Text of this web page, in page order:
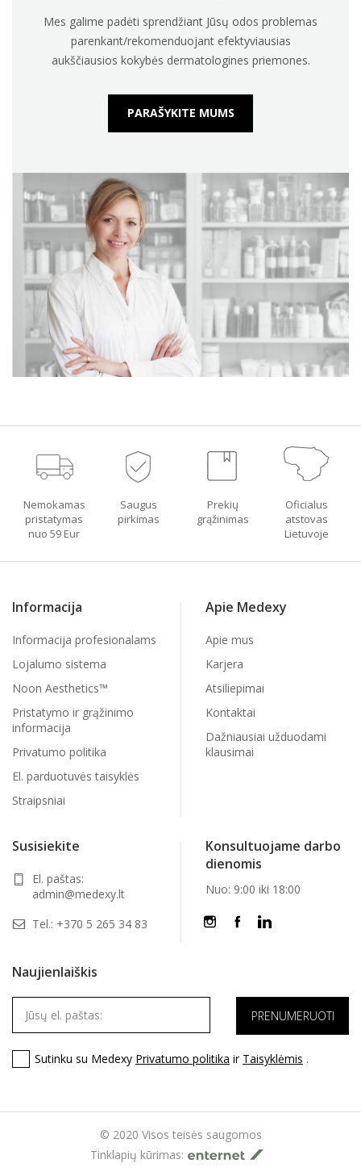
Mes galime padėti sprendžiant Jūsų odos problemas
parenkant/rekomenduojant efektyviausias
aukščiausios kokybės dermatologines priemones.
PARAŠYKITE MUMS
Nemokamas
pristatymas
nuo 59 Eur
Saugus
pirkimas
Prekių
grąžinimas
Oficialus
atstovas
Lietuvoje
Informacija
Informacija profesionalams
Lojalumo sistema
Noon Aesthetics™
Pristatymo ir grąžinimo
informacija
Privatumo politika
El. parduotuvės taisyklės
Straipsniai
Apie Medexy
Apie mus
Karjera
Atsiliepimai
Kontaktai
Dažniausiai užduodami
klausimai
Susisiekite
El. paštas:
admin@medexy.lt
Tel.: +370 5 265 34 83
Konsultuojame darbo
dienomis
Nuo: 9:00 iki 18:00
Naujienlaiškis
Sutinku su Medexy Privatumo politika ir Taisyklėmis .
© 2020 Visos teisės saugomos
Tinklapių kūrimas: